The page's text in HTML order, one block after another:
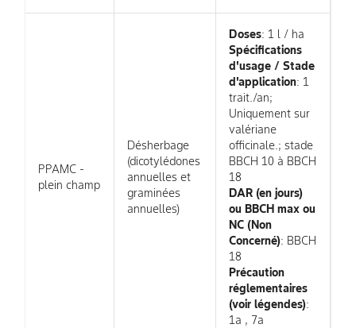
PPAMC -
plein champ
Désherbage
(dicotylédones
annuelles et
graminées
annuelles)
Doses: 1 l / ha
Spécifications
d'usage / Stade
d'application: 1
trait./an;
Uniquement sur
valériane
officinale.; stade
BBCH 10 à BBCH
18
DAR (en jours)
ou BBCH max ou
NC (Non
Concerné): BBCH
18
Précaution
réglementaires
(voir légendes):
1a , 7a